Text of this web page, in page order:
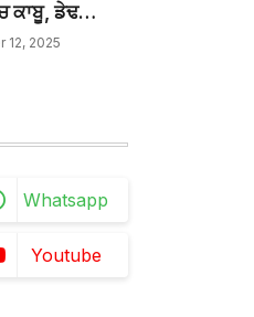
ਕਾਬੂ, ਡੇਢ
ਚੋਰੀਆਂ ਮੰਨੇ
12, 2025
Whatsapp
Youtube